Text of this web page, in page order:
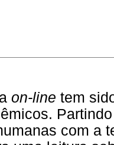
on-line tem
com a